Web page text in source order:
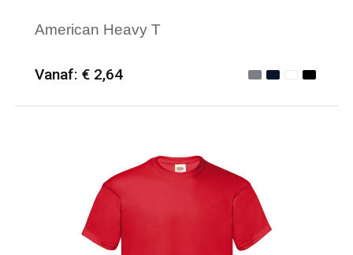
American Heavy T
Vanaf: € 2,64
Minimale afname: 50